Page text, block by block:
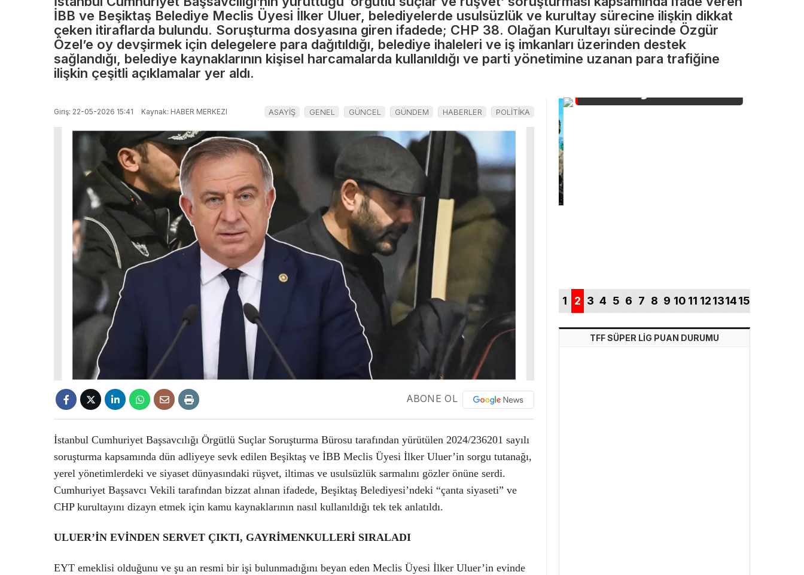
İBB ve Beşiktaş Belediye Meclis Üyesi İlker Uluer, belediyelerde usulsüzlük ve kurultay sürecine ilişkin dikkat
çeken itiraflarda bulundu. Soruşturma dosyasına giren ifadede; CHP 38. Olağan Kurultayı sürecinde Özgür
Özel’e oy devşirmek için delegelere para dağıtıldığı, belediye ihaleleri ve iş imkanları üzerinden destek
sağlandığı, belediye kaynaklarının kişisel harcamalarda kullanıldığı ve parti yönetimine uzanan para trafiğine
ilişkin çeşitli açıklamalar yer aldı.
Giriş: 22-05-2026 15:41 Kaynak: HABER MERKEZI ASAYİŞ GENEL GÜNCEL GÜNDEM HABERLER POLİTİKA
ABONE OL
İstanbul Cumhuriyet Başsavcılığı Örgütlü Suçlar Soruşturma Bürosu tarafından yürütülen 2024/236201 sayılı
soruşturma kapsamında dün adliyeye sevk edilen Beşiktaş ve İBB Meclis Üyesi İlker Uluer’in sorgu tutanağı,
yerel yönetimlerdeki ve siyaset dünyasındaki rüşvet, iltimas ve usulsüzlük sarmalını gözler önüne serdi.
Cumhuriyet Başsavcı Vekili tarafından bizzat alınan ifadede, Beşiktaş Belediyesi’ndeki “çanta siyaseti” ve
CHP kurultayını dizayn etmek için kamu kaynaklarının nasıl kullanıldığı tek tek anlatıldı.
ULUER’İN EVİNDEN SERVET ÇIKTI, GAYRİMENKULLERİ SIRALADI
EYT emeklisi olduğunu ve şu an resmi bir işi bulunmadığını beyan eden Meclis Üyesi İlker Uluer’in evinde
BURSA’da 10
Mahalleyi
Dev Su
Yatırımı!
Çalışmalarda
Yüzde 70
Seviyesine
Ulaşıldı
Bursa’da Kara
Para
Şebekesine
Vatandaşları
Hesap
Açmaya
Zorlayan
Çeteye
Operasyon
Tel Aviv
ağzındaki
çıkardı: İsrail’i
endişelendiren
Türk hamlesi
uğraştı,
imzayı
1 2 3 4 5 6 7 8 9 10 11 12131415
TFF SÜPER LİG PUAN DURUMU